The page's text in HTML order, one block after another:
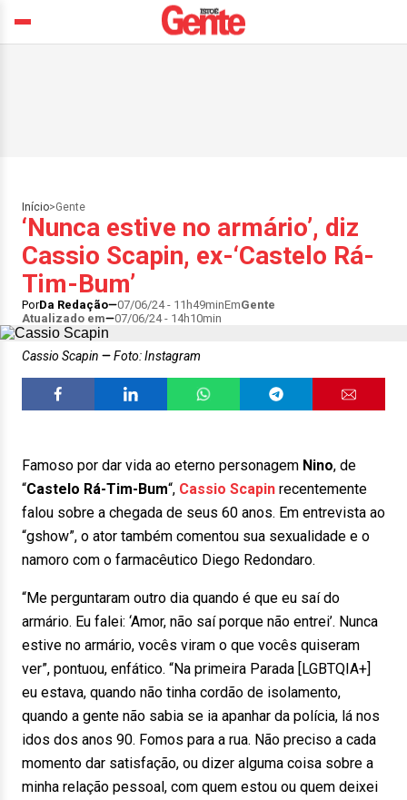
Início>Gente
‘Nunca estive no armário’, diz
Cassio Scapin, ex-‘Castelo Rá-
Tim-Bum’
PorDa Redação 07/06/24 - 11h49minEmGente
Atualizado em
07/06/24 - 14h10min
Cassio Scapin Foto: Instagram
Famoso por dar vida ao eterno personagem Nino, de
“Castelo Rá-Tim-Bum“, Cassio Scapin recentemente
falou sobre a chegada de seus 60 anos. Em entrevista ao
“gshow”, o ator também comentou sua sexualidade e o
namoro com o farmacêutico Diego Redondaro.
“Me perguntaram outro dia quando é que eu saí do
armário. Eu falei: ‘Amor, não saí porque não entrei’. Nunca
estive no armário, vocês viram o que vocês quiseram
ver”, pontuou, enfático. “Na primeira Parada [LGBTQIA+]
eu estava, quando não tinha cordão de isolamento,
quando a gente não sabia se ia apanhar da polícia, lá nos
idos dos anos 90. Fomos para a rua. Não preciso a cada
momento dar satisfação, ou dizer alguma coisa sobre a
minha relação pessoal, com quem estou ou quem deixei